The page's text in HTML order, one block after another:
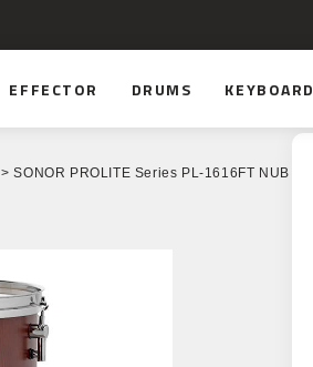
EFFECTOR DRUMS KEYBOARD
> SONOR PROLITE Series PL-1616FT NUB